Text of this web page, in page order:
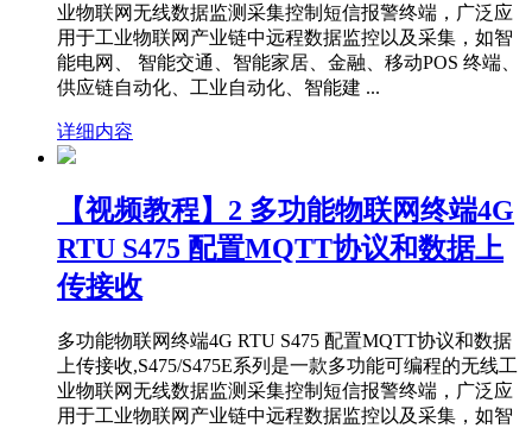
业物联网无线数据监测采集控制短信报警终端，广泛应
用于工业物联网产业链中远程数据监控以及采集，如智
能电网、 智能交通、智能家居、金融、移动POS 终端、
供应链自动化、工业自动化、智能建 ...
详细内容
【视频教程】2 多功能物联网终端4G
RTU S475 配置MQTT协议和数据上
传接收
多功能物联网终端4G RTU S475 配置MQTT协议和数据
上传接收,S475/S475E系列是一款多功能可编程的无线工
业物联网无线数据监测采集控制短信报警终端，广泛应
用于工业物联网产业链中远程数据监控以及采集，如智